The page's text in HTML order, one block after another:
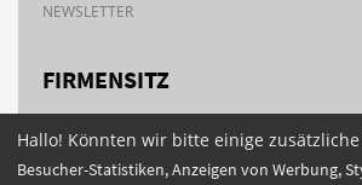
NEWSLETTER
FIRMENSITZ
Hallo! Könnten wir bitte einige
Besucher-Statistiken, Anzeigen von Werbung,